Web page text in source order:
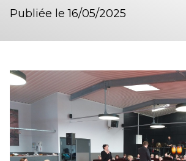
Publiée le 16/05/2025